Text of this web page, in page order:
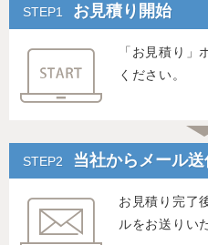
お見積り開始
「お見積り」
ください。
当社からメール送
お見積り完了
ルをお送りい